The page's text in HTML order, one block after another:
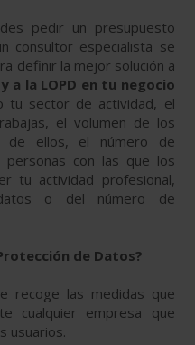
pedir un presupuesto
consultor especialista se
definir la mejor solución a
a la LOPD en tu negocio
tu sector de actividad, el
el volumen de los
de ellos, el número de
con las que los
tu actividad profesional,
o del número de
de Datos?
recoge las medidas que
cualquier empresa que
usuarios.